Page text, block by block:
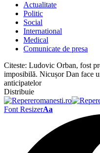
Actualitate
Politic
Social
International
Medical
Comunicate de presa
Citeste: Ludovic Orban, fost
imposibilă. Nicușor Dan face
anticipatelor
Distribuie
Font ResizerAa